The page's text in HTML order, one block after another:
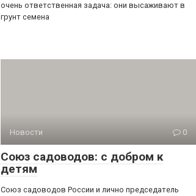
очень ответственная задача: они высаживают в
грунт семена
Новости 0
Союз садоводов: с добром к
детям
Союз садоводов России и лично председатель